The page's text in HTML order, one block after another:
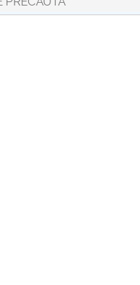
UMANE. O
PARVAN Un